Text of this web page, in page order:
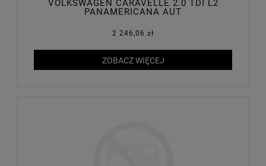
VOLKSWAGEN CARAVELLE 2.0 TDI L2
PANAMERICANA AUT
2 246,06 zł
ZOBACZ WIĘCEJ